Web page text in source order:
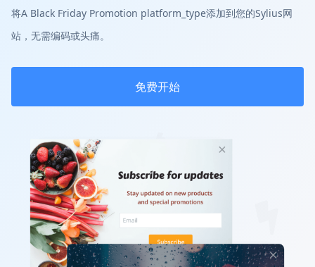
将A Black Friday Promotion platform_type添加到您的Sylius网
站，无需编码或头痛。
免费开始